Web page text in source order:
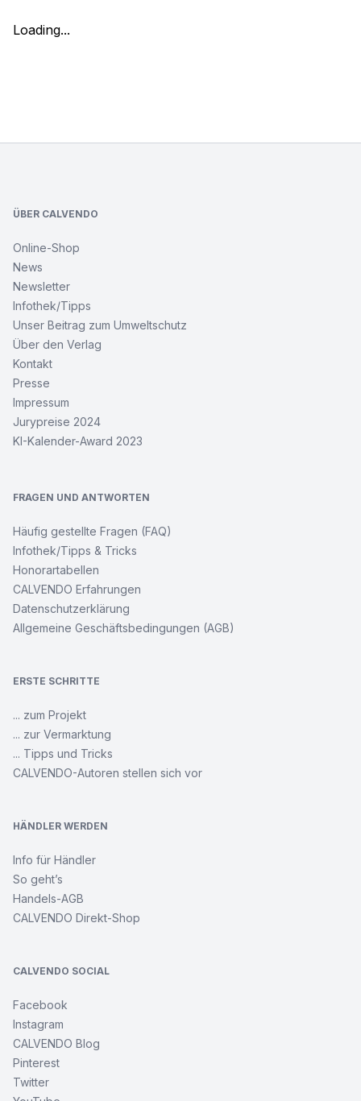
Loading...
ÜBER CALVENDO
Online-Shop
News
Newsletter
Infothek/Tipps
Unser Beitrag zum Umweltschutz
Über den Verlag
Kontakt
Presse
Impressum
Jurypreise 2024
KI-Kalender-Award 2023
FRAGEN UND ANTWORTEN
Häufig gestellte Fragen (FAQ)
Infothek/Tipps & Tricks
Honorartabellen
CALVENDO Erfahrungen
Datenschutzerklärung
Allgemeine Geschäftsbedingungen (AGB)
ERSTE SCHRITTE
... zum Projekt
... zur Vermarktung
... Tipps und Tricks
CALVENDO-Autoren stellen sich vor
HÄNDLER WERDEN
Info für Händler
So geht’s
Handels-AGB
CALVENDO Direkt-Shop
CALVENDO SOCIAL
Facebook
Instagram
CALVENDO Blog
Pinterest
Twitter